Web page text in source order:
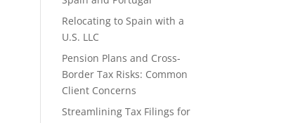
Relocating to Spain with a
U.S. LLC
Pension Plans and Cross-
Border Tax Risks: Common
Client Concerns
Streamlining Tax Filings for